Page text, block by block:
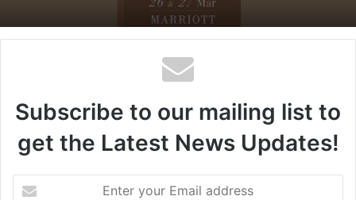
Subscribe to our mailing list to
get the Latest News Updates!